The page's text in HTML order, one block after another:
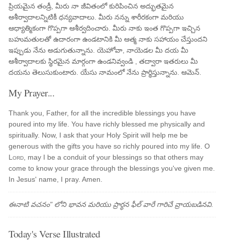
ప్రియమైన తండ్రీ, మీరు నా జీవితంలో కురిపించిన అద్భుతమైన
ఆశీర్వాదాలన్నిటికీ ధన్యవాదాలు. మీరు నన్ను శారీరకంగా మరియు
ఆధ్యాత్మికంగా గొప్పగా ఆశీర్వదించారు. మీరు నాకు ఇంత గొప్పగా ఇచ్చిన
బహుమతులతో ఉదారంగా ఉండటానికి మీ ఆత్మ నాకు సహాయం చేస్తుందని
ఇప్పుడు నేను అడుగుతున్నాను. యెహోవా, నాయెడల మీ దయ మీ
ఆశీర్వాదాలకు స్థిరమైన మార్గంగా ఉండనివ్వండి , తద్వారా ఇతరులు మీ
దయను తెలుసుకుంటారు. యేసు నామంలో నేను ప్రార్థిస్తున్నాను. ఆమెన్.
My Prayer...
Thank you, Father, for all the incredible blessings you have
poured into my life. You have richly blessed me physically and
spiritually. Now, I ask that your Holy Spirit will help me be
generous with the gifts you have so richly poured into my life. O
Lord , may I be a conduit of your blessings so that others may
come to know your grace through the blessings you've given me.
In Jesus' name, I pray. Amen.
ఈనాటి వచనం" లోని భావన మరియు ప్రార్థన ఫీల్ వారే గారిచే వ్రాయబడినవి.
Today's Verse Illustrated